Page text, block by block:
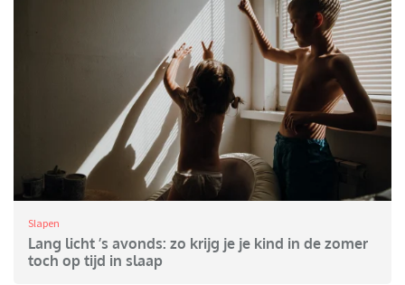
Slapen
Lang licht ’s avonds: zo krijg je je kind in de zomer
toch op tijd in slaap